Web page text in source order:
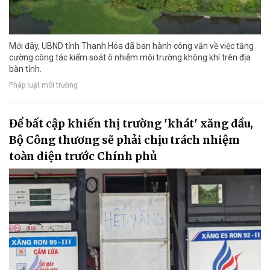
Mới đây, UBND tỉnh Thanh Hóa đã ban hành công văn về việc tăng
cường công tác kiểm soát ô nhiễm môi trường không khí trên địa
bàn tỉnh.
Pháp luật môi trường
Để bất cập khiến thị trường 'khát' xăng dầu,
Bộ Công thương sẽ phải chịu trách nhiệm
toàn diện trước Chính phủ